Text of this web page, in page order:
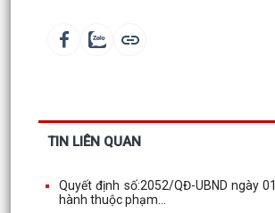
TIN LIÊN QUAN
Quyết định số:2052/QĐ-UBND ngày
hành thuộc phạm...